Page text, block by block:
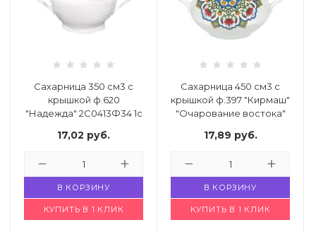
Сахарница 350 см3 с
крышкой ф.620
"Надежда" 2С0413Ф34 1с
Код: 4806924
17,02 руб.
В КОРЗИНУ
КУПИТЬ В 1 КЛИК
Сахарница 450 см3 с
крышкой ф.397 "Кирмаш"
"Очарование востока"
Код: 4866206
17,89 руб.
В КОРЗИНУ
КУПИТЬ В 1 КЛИК